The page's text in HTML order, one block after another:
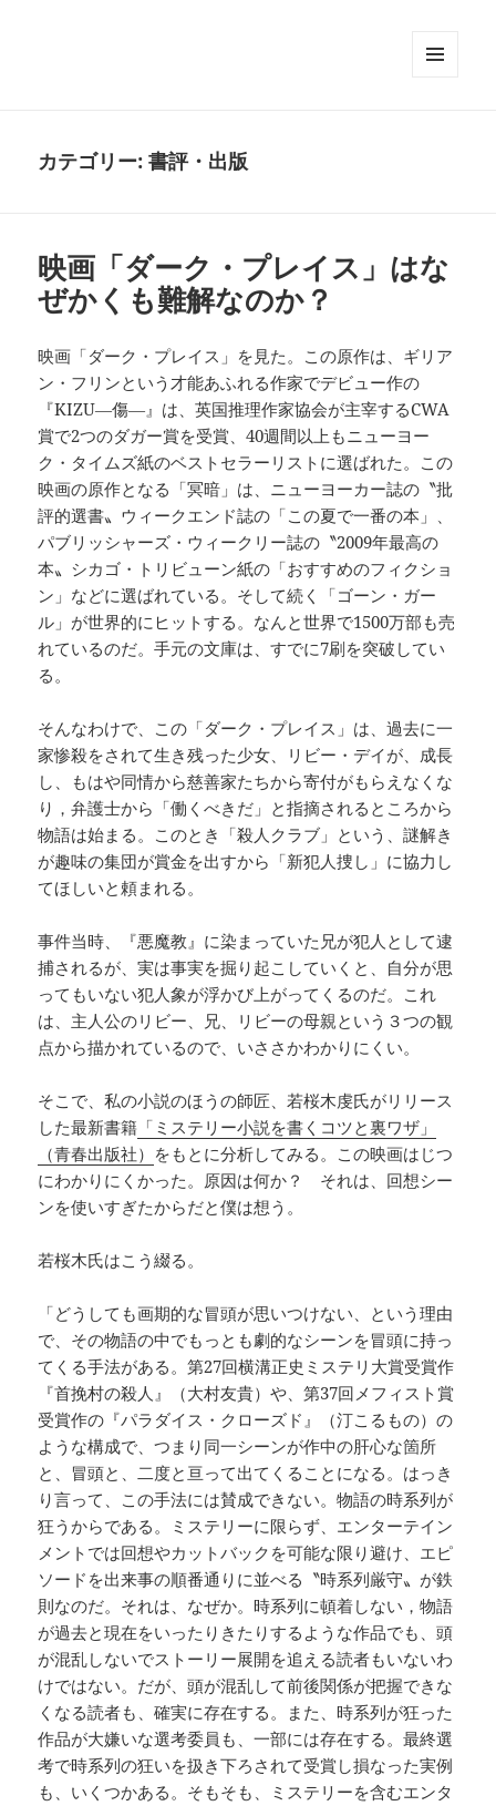
カテゴリー:書評・出版
映画「ダーク・プレイス」はな
ぜかくも難解なのか？
映画「ダーク・プレイス」を見た。この原作は、ギリア
ン・フリンという才能あふれる作家でデビュー作の
『KIZU―傷―』は、英国推理作家協会が主宰するCWA
賞で2つのダガー賞を受賞、40週間以上もニューヨー
ク・タイムズ紙のベストセラーリストに選ばれた。この
映画の原作となる「冥暗」は、ニューヨーカー誌の〝批
評的選書〟ウィークエンド誌の「この夏で一番の本」、
パブリッシャーズ・ウィークリー誌の〝2009年最高の
本〟シカゴ・トリビューン紙の「おすすめのフィクショ
ン」などに選ばれている。そして続く「ゴーン・ガー
ル」が世界的にヒットする。なんと世界で1500万部も売
れているのだ。手元の文庫は、すでに7刷を突破してい
る。
そんなわけで、この「ダーク・プレイス」は、過去に一
家惨殺をされて生き残った少女、リビー・デイが、成長
し、もはや同情から慈善家たちから寄付がもらえなくな
り，弁護士から「働くべきだ」と指摘されるところから
物語は始まる。このとき「殺人クラブ」という、謎解き
が趣味の集団が賞金を出すから「新犯人捜し」に協力し
てほしいと頼まれる。
事件当時、『悪魔教』に染まっていた兄が犯人として逮
捕されるが、実は事実を掘り起こしていくと、自分が思
ってもいない犯人象が浮かび上がってくるのだ。これ
は、主人公のリビー、兄、リビーの母親という３つの観
点から描かれているので、いささかわかりにくい。
そこで、私の小説のほうの師匠、若桜木虔氏がリリース
した最新書籍 「ミステリー小説を書くコツと裏ワザ」
（青春出版社） をもとに分析してみる。この映画はじつ
にわかりにくかった。原因は何か？ それは、回想シー
ンを使いすぎたからだと僕は想う。
若桜木氏はこう綴る。
「どうしても画期的な冒頭が思いつけない、という理由
で、その物語の中でもっとも劇的なシーンを冒頭に持っ
てくる手法がある。第27回横溝正史ミステリ大賞受賞作
『首挽村の殺人』（大村友貴）や、第37回メフィスト賞
受賞作の『パラダイス・クローズド』（汀こるもの）の
ような構成で、つまり同一シーンが作中の肝心な箇所
と、冒頭と、二度と亘って出てくることになる。はっき
り言って、この手法には賛成できない。物語の時系列が
狂うからである。ミステリーに限らず、エンターテイン
メントでは回想やカットバックを可能な限り避け、エピ
ソードを出来事の順番通りに並べる〝時系列厳守〟が鉄
則なのだ。それは、なぜか。時系列に頓着しない，物語
が過去と現在をいったりきたりするような作品でも、頭
が混乱しないでストーリー展開を追える読者もいないわ
けではない。だが、頭が混乱して前後関係が把握できな
くなる読者も、確実に存在する。また、時系列が狂った
作品が大嫌いな選考委員も、一部には存在する。最終選
考で時系列の狂いを扱き下ろされて受賞し損なった実例
も、いくつかある。そもそも、ミステリーを含むエンタ